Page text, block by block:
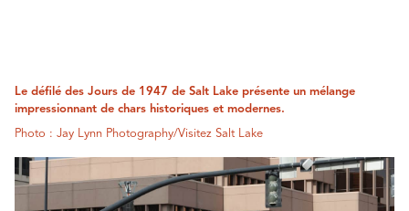
Le défilé des Jours de 1947 de Salt Lake présente un mélange
impressionnant de chars historiques et modernes.
Photo : Jay Lynn Photography/Visitez Salt Lake